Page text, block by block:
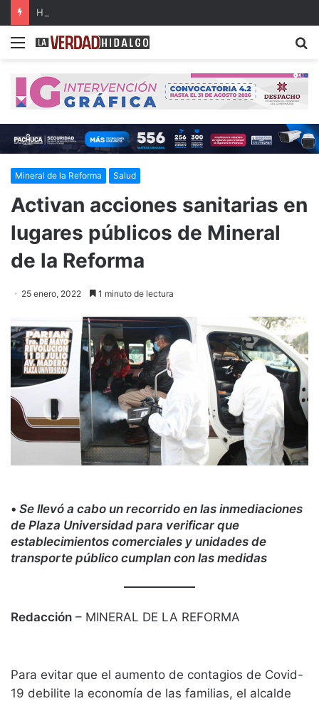
Menu
Mineral de la Reforma Salud
Activan acciones sanitarias en
lugares públicos de Mineral
de la Reforma
25 enero, 2022 1 minuto de lectura
• Se llevó a cabo un recorrido en las inmediaciones
de Plaza Universidad para verificar que
establecimientos comerciales y unidades de
transporte público cumplan con las medidas
Redacción – MINERAL DE LA REFORMA
Para evitar que el aumento de contagios de Covid-
19 debilite la economía de las familias, el alcalde